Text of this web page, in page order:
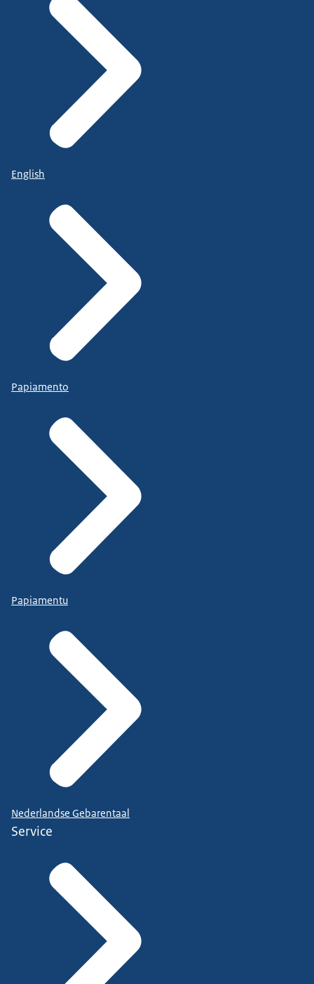
English
Papiamento
Papiamentu
Nederlandse Gebarentaal
Service